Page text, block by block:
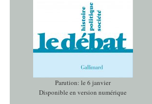
Parution: le 6 janvier
Disponible en version numérique